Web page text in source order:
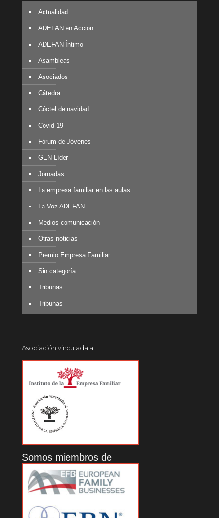
Actualidad
ADEFAN en Acción
ADEFAN Íntimo
Asambleas
Asociados
Cátedra
Cóctel de navidad
Covid-19
Fórum de Jóvenes
GEN-Líder
Jornadas
La empresa familiar en las aulas
La Voz ADEFAN
Medios comunicación
Otras noticias
Premio Empresa Familiar
Sin categoría
Tribunas
Tribunas
Asociación vinculada a
Somos miembros de